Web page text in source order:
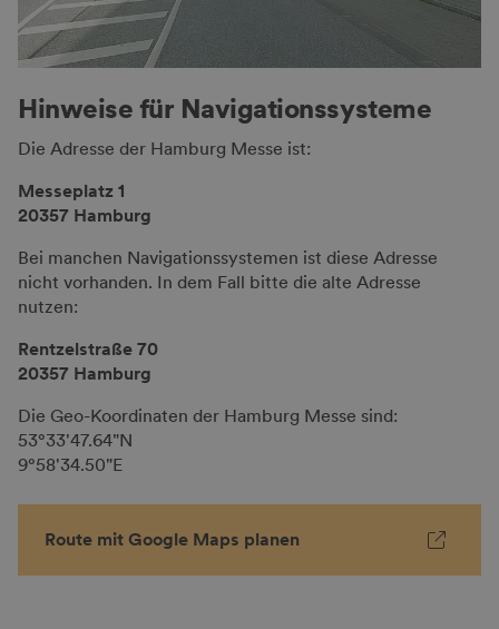
Hin­weise für Navi­ga­tions­­sys­te­me
Die Adresse der Hamburg Messe ist:
Messeplatz 1
20357 Hamburg
Bei manchen Navigations­systemen ist diese Adresse
nicht vorhanden. In dem Fall bitte die alte Adresse
nutzen:
Rentzelstraße 70
20357 Hamburg
Die Geo-Koordinaten der Hamburg Messe sind:
53°33'47.64"N
9°58'34.50"E
Route mit Google Maps planen